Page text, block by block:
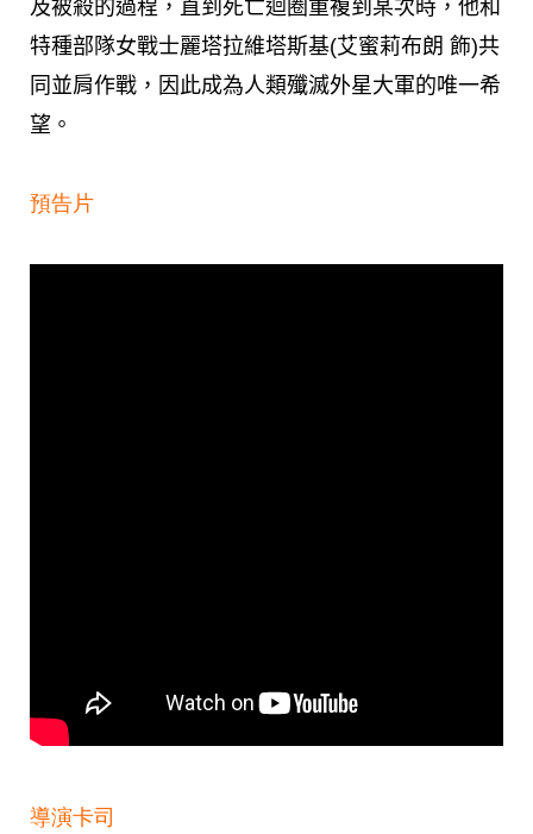
及被殺的過程，直到死亡迴圈重複到某次時，他和
特種部隊女戰士麗塔拉維塔斯基(艾蜜莉布朗 飾)共
同並肩作戰，因此成為人類殲滅外星大軍的唯一希
望。
預告片
導演卡司